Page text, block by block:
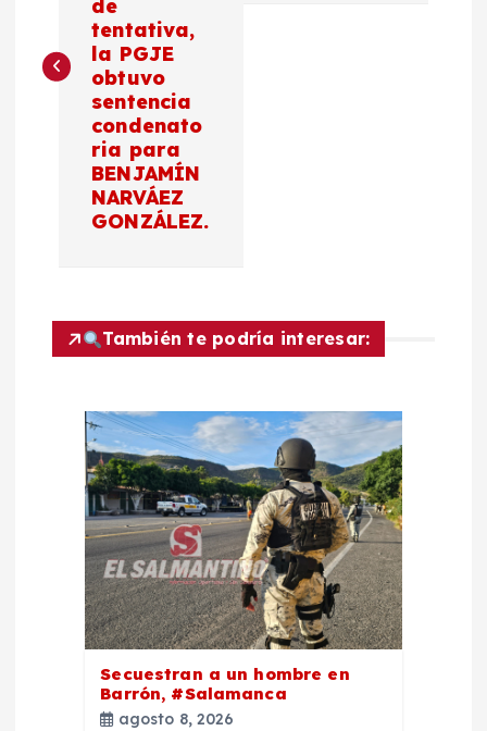
e
ó
n
de
tentativa,
la PGJE
obtuvo
sentencia
condenato
ria para
BENJAMÍN
NARVÁEZ
GONZÁLEZ.
También te podría interesar:
Secuestran a un hombre en
Barrón, #Salamanca
agosto 8, 2026